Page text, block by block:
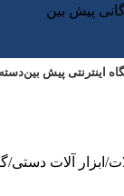
اینترنتی پیش بین
ابزار آلات دستی